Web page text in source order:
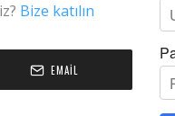
Bize katılın
EMAIL